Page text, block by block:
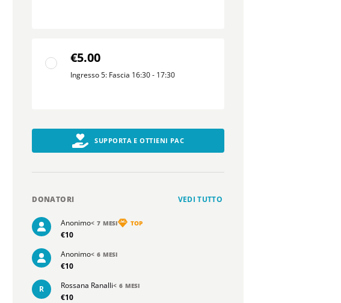
€5.00
Ingresso 5: Fascia 16:30 - 17:30
SUPPORTA E OTTIENI PAC
DONATORI VEDI TUTTO
Anonimo< 7 MESI TOP
€10
Anonimo< 6 MESI
€10
R Rossana Ranalli< 6 MESI
€10